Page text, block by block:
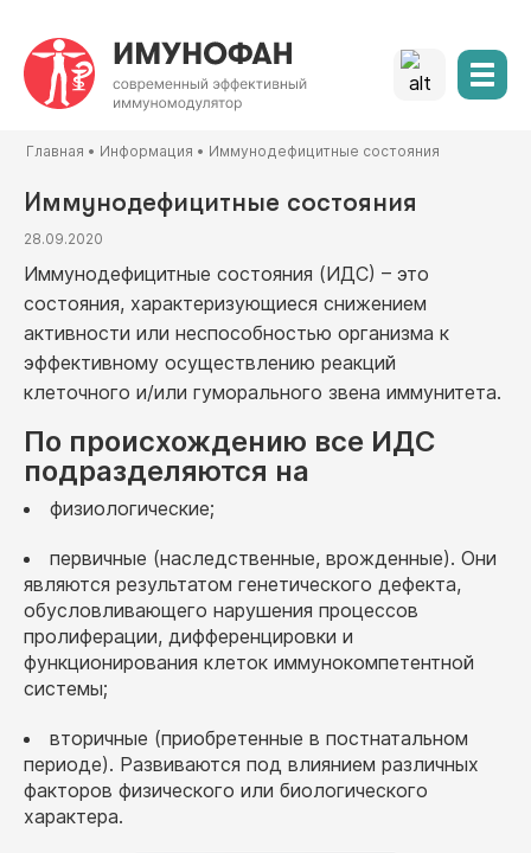
Главная • Информация • Иммунодефицитные состояния
Иммунодефицитные состояния
28.09.2020
Иммунодефицитные состояния (ИДС) – это
состояния, характеризующиеся снижением
активности или неспособностью организма к
эффективному осуществлению реакций
клеточного и/или гуморального звена иммунитета.
По происхождению все ИДС
подразделяются на
физиологические;
первичные (наследственные, врожденные). Они
являются результатом генетического дефекта,
обусловливающего нарушения процессов
пролиферации, дифференцировки и
функционирования клеток иммунокомпетентной
системы;
вторичные (приобретенные в постнатальном
периоде). Развиваются под влиянием различных
факторов физического или биологического
характера.